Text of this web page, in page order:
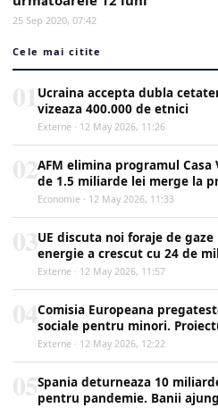
25 Sep 2020, 07:42
Cele mai citite
Ucraina accepta dubla
vizeaza 400.000 de etnici
Externe · 12 May 2026, 11:26
AFM elimina programul
de 1.5 miliarde lei merge la
Economie · 12 May 2026, 11:33
UE discuta noi foraje de
energie a crescut cu 24 de
Externe · 12 May 2026, 11:57
Comisia Europeana
sociale pentru minori.
Externe · 12 May 2026, 12:22
Spania deturneaza 10
pentru pandemie. Banii